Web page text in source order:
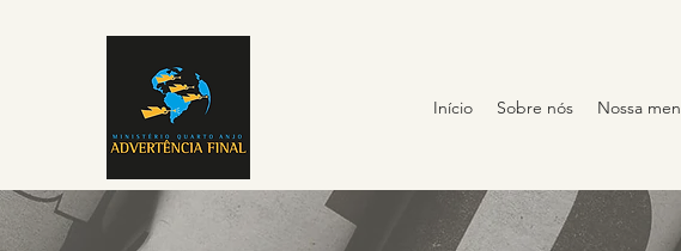
Início Sobre nós Nossa